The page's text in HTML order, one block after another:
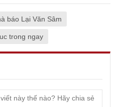
báo Lại Văn Sâm
trong ngay